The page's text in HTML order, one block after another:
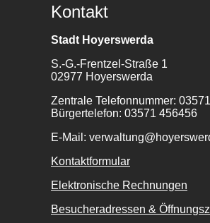
Kontakt
Stadt Hoyerswerda
S.-G.-Frentzel-Straße 1
02977 Hoyerswerda
Zentrale Telefonnummer:
Bürgertelefon: 03571 456456
E-Mail:
Kontaktformular
Elektronische Rechnungen
Besucheradressen &